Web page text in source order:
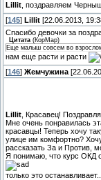
Lillit , поздравляем
[145] Lillit [22.06.2013,
Спасибо девочки за
Цитата (КорМар)
Еще малыш совсем во
нам еще расти и расти
[146] Жемчужина
Lillit , Красавец!
Мне очень понравилась
красавцы! Теперь хочу
улице им комфортно?
рассказать За и Против,
Я понимаю, что курс ОКД
только это останавливает...